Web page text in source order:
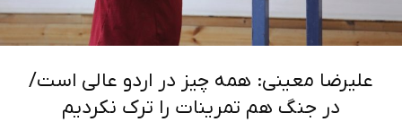
علیرضا معینی: همه چیز در اردو عالی است/
در جنگ هم تمرینات را ترک نکردیم